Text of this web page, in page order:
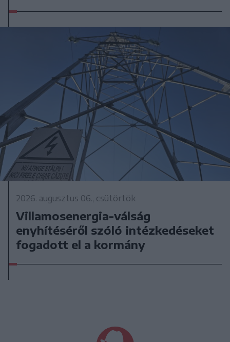
2026. augusztus 06., csütörtök
Villamosenergia-válság
enyhítéséről szóló intézkedéseket
fogadott el a kormány